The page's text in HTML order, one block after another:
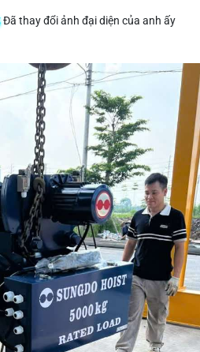
Đã thay đổi ảnh đại diện của anh ấy